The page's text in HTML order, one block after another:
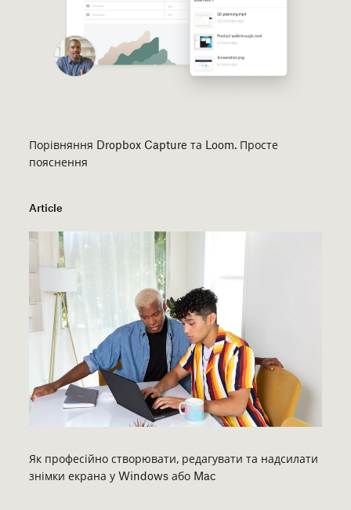
Порівняння Dropbox Capture та Loom. Просте
пояснення
Article
Як професійно створювати, редагувати та надсилати
знімки екрана у Windows або Mac